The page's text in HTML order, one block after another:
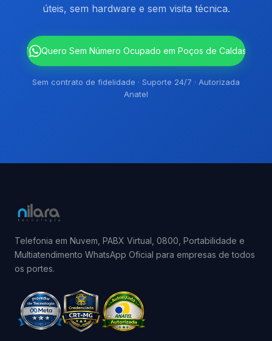
úteis, sem hardware e sem visita técnica.
` Quero Sem Número Ocupado em Poços de Caldas
Sem contrato de fidelidade · Suporte 24/7 · Autorizada
Anatel
Telefonia em Nuvem, PABX Virtual, 0800, Portabilidade e
Multiatendimento WhatsApp Oficial para empresas de todos
os portes.